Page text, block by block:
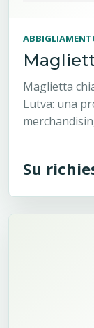
Maglietta
Lutva: una
Su